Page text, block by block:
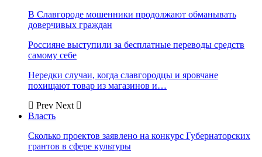
В Славгороде мошенники продолжают обманывать
доверчивых граждан
Россияне выступили за бесплатные переводы средств
самому себе
Нередки случаи, когда славгородцы и яровчане
похищают товар из магазинов и…
Prev Next
Власть
Сколько проектов заявлено на конкурс Губернаторских
грантов в сфере культуры